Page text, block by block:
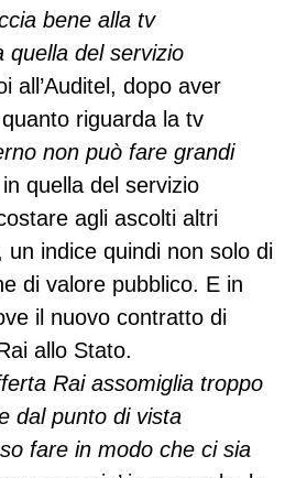
bene alla tv
quella del servizio
all’Auditel, dopo aver
riguarda la tv
non può fare grandi
in quella del servizio
agli ascolti altri
indice quindi non solo di
di valore pubblico. E in
il nuovo contratto di
allo Stato.
Rai assomiglia troppo
dal punto di vista
fare in modo che ci sia